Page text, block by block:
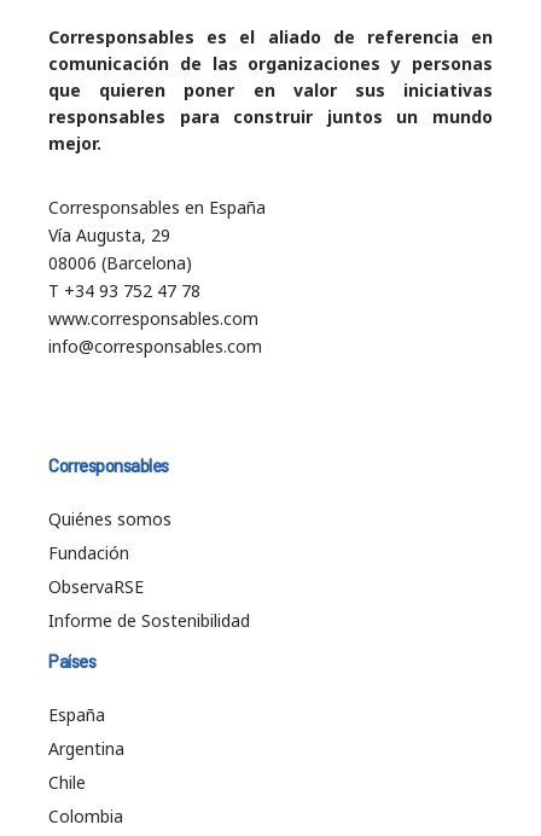
Corresponsables es el aliado de referencia en
comunicación de las organizaciones y personas
que quieren poner en valor sus iniciativas
responsables para construir juntos un mundo
mejor.
Corresponsables en España
Vía Augusta, 29
08006 (Barcelona)
T +34 93 752 47 78
www.corresponsables.com
info@corresponsables.com
Corresponsables
Quiénes somos
Fundación
ObservaRSE
Informe de Sostenibilidad
Países
España
Argentina
Chile
Colombia